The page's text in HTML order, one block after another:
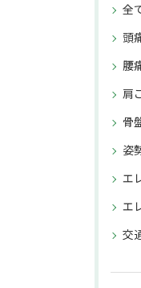
全
頭
腰
肩
骨
姿
エ
エ
交